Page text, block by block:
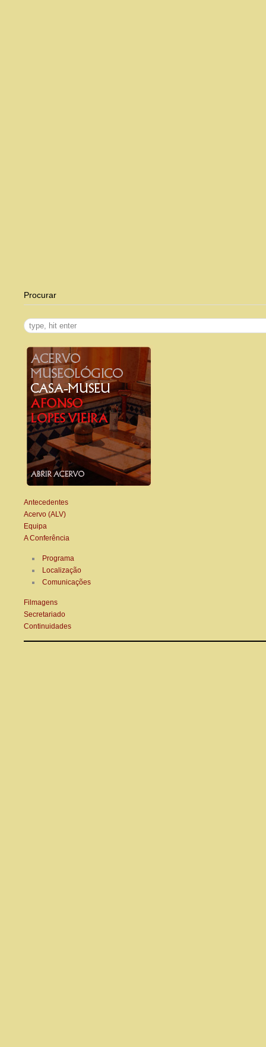
Procurar
Antecedentes
Acervo (ALV)
Equipa
A Conferência
Programa
Localização
Comunicações
Filmagens
Secretariado
Continuidades